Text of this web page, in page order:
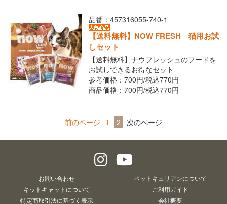
品番：457316055-740-1
【送料無料】NOW FRESH 猫用お試
しセット
【送料無料】ナウフレッシュのフードを
お試しできるお得なセット
参考価格：700円/税込770円
商品価格：700円/税込770円
前のページ 1 2 次のページ
お問い合わせ
ペットキュリアンについて
キットキャットについて
ご利用ガイド
特定商取引法に基づく表示
会社概要